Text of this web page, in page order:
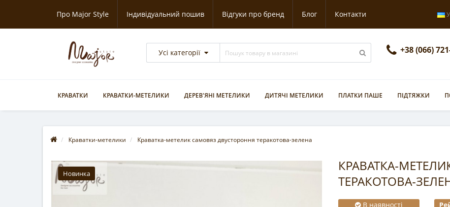
Про Major Style Індивідуальний пошив Відгуки про бренд Блог Контакти
Усі категорії +38 (066)
КРАВАТКИ КРАВАТКИ-МЕТЕЛИКИ ДЕРЕВ'ЯНІ МЕТЕЛИКИ ДИТЯЧІ МЕТЕЛИКИ ПЛАТКИ ПАШЕ ПІДТЯЖКИ
Краватки-метелики Краватка-метелик самовяз двустороння теракотова-зелена
Новинка
КРАВАТКА-
ТЕРАКОТОВА-
В наявності